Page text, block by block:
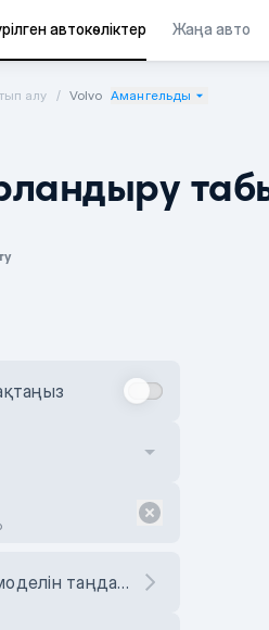
автокөліктер Жаңа авто
алу Volvo Амангельды
Маркасы мен моделін таңдаңыз